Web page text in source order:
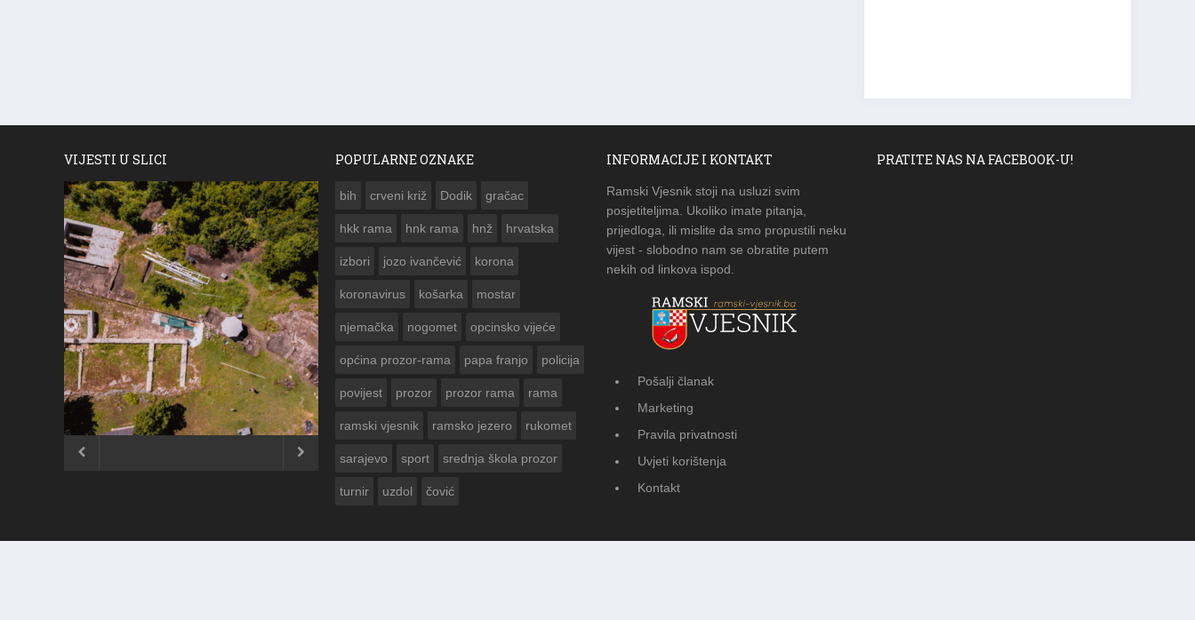
VIJESTI U SLICI
ČESTITKA RAMSKOG VJESNIKA ZA
USKRS 2023. GODINE
 
POPULARNE OZNAKE
bih crveni križ Dodik gračac
hkk rama hnk rama hnž hrvatska
izbori jozo ivančević korona
koronavirus košarka mostar
njemačka nogomet opcinsko vijeće
općina prozor-rama papa franjo policija
povijest prozor prozor rama rama
ramski vjesnik ramsko jezero rukomet
sarajevo sport srednja škola prozor
turnir uzdol čović
INFORMACIJE I KONTAKT
Ramski Vjesnik stoji na usluzi svim
posjetiteljima. Ukoliko imate pitanja,
prijedloga, ili mislite da smo propustili neku
vijest - slobodno nam se obratite putem
nekih od linkova ispod.
Pošalji članak
Marketing
Pravila privatnosti
Uvjeti korištenja
Kontakt
PRATITE NAS NA FACEBOOK-U!